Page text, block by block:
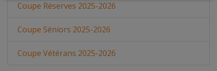
Coupe Réserves 2025-2026
Coupe Séniors 2025-2026
Coupe Vétérans 2025-2026